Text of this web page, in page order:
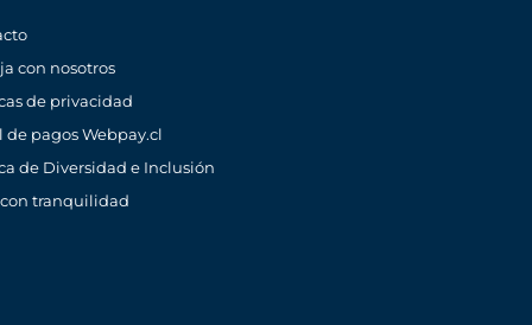
con nosotros
de privacidad
de pagos Webpay.cl
de Diversidad e Inclusión
tranquilidad